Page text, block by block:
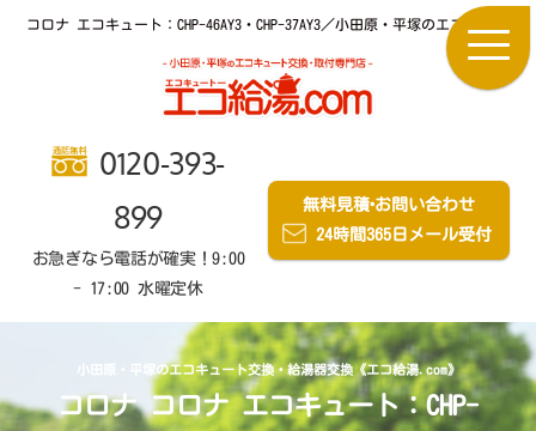
コロナ エコキュート：CHP-46AY3・CHP-37AY3／小田原・平塚のエコキュート
0120-393-
899
お急ぎなら電話が確実！9:00
- 17:00 水曜定休
無料見積・お問い合わせ
24時間365日メール受付
小田原・平塚のエコキュート交換・給湯器交換《エコ給湯.com》
コロナ コロナ エコキュート：CHP-